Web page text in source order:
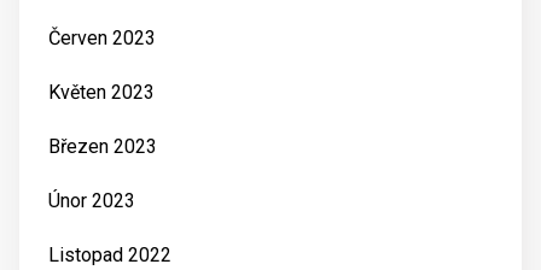
Červen 2023
Květen 2023
Březen 2023
Únor 2023
Listopad 2022